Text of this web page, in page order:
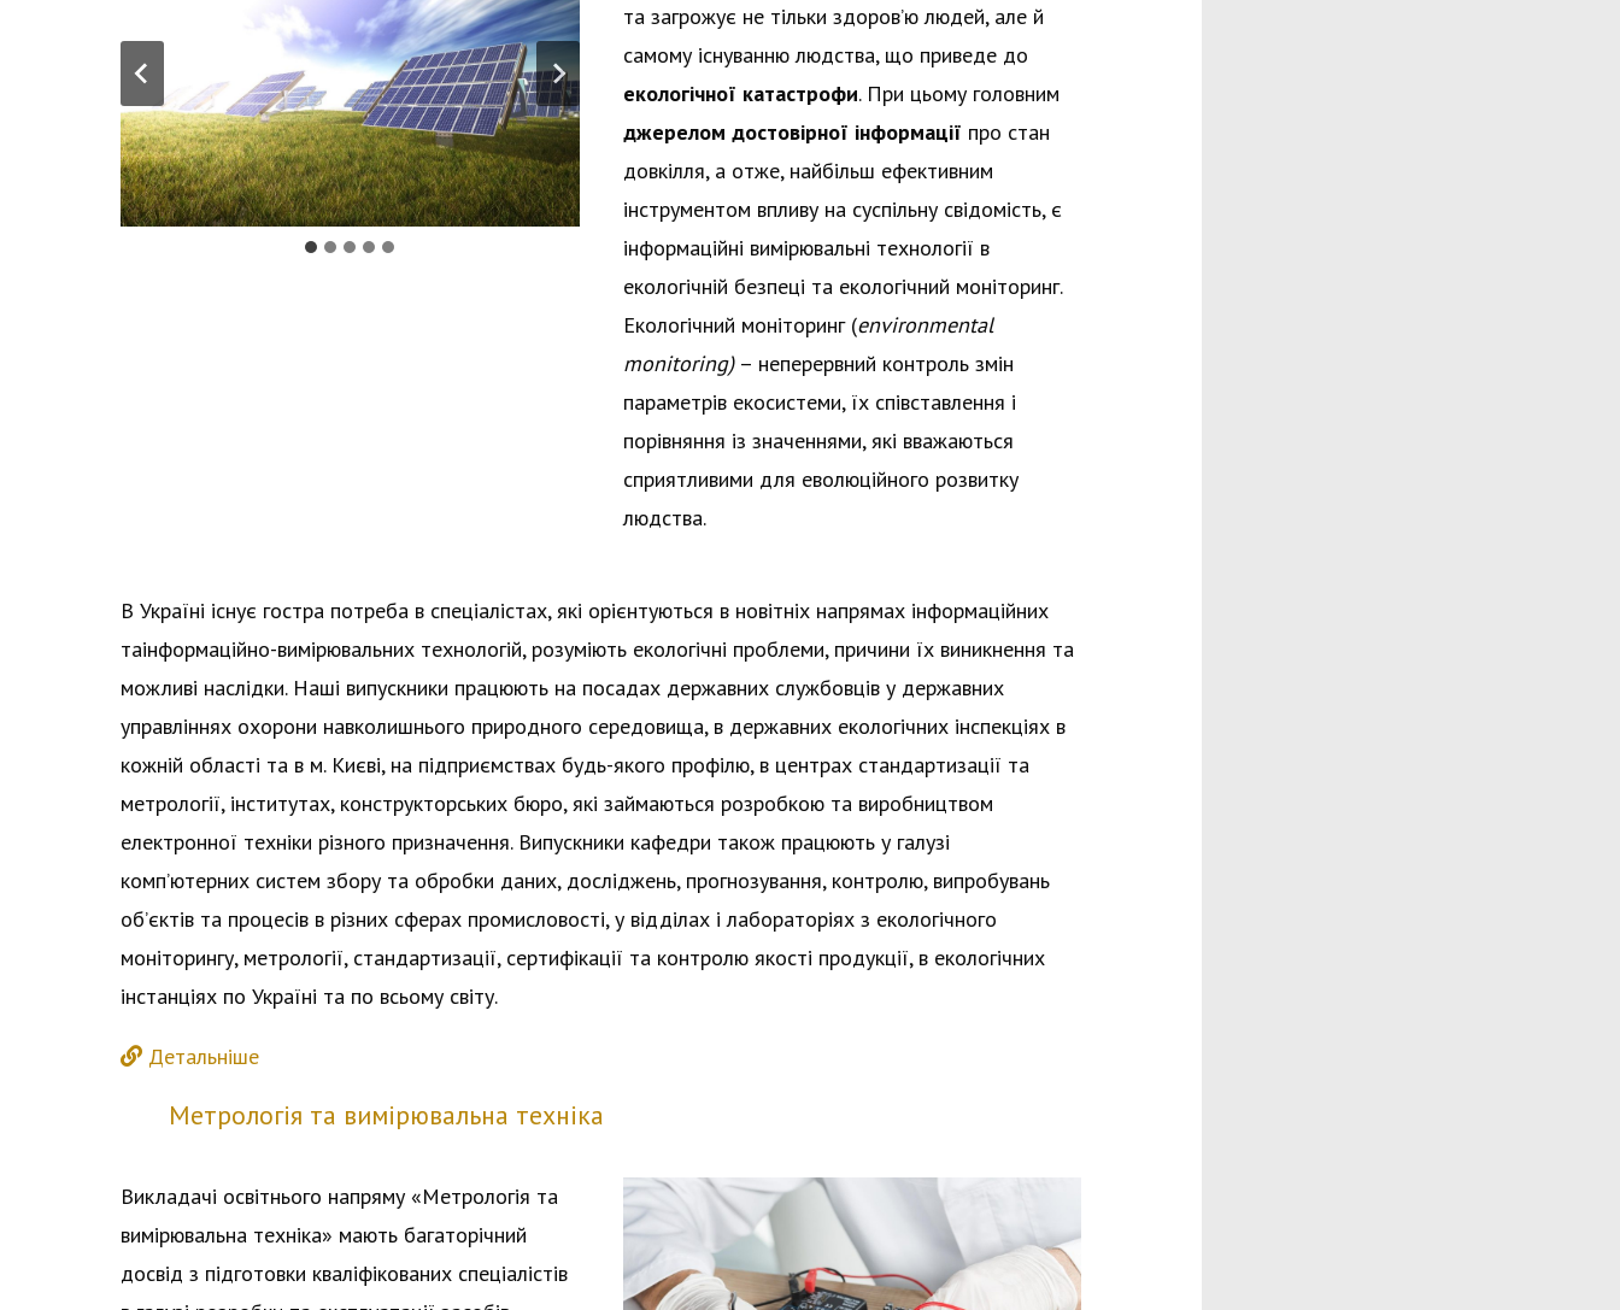
та загрожує не тільки здоров’ю людей, але й
самому існуванню людства, що приведе до
екологічної катастрофи. При цьому головним
джерелом достовірної інформації про стан
довкілля, а отже, найбільш ефективним
інструментом впливу на суспільну свідомість, є
інформаційні вимірювальні технології в
екологічній безпеці та екологічний моніторинг.
Екологічний моніторинг (environmental
monitoring)– неперервний контроль змін
параметрів екосистеми, їх співставлення і
порівняння із значеннями, які вважаються
сприятливими для еволюційного розвитку
людства.
В Україні існує гостра потреба в спеціалістах, які орієнтуються в новітніх напрямах інформаційних
таінформаційно-вимірювальних технологій, розуміють екологічні проблеми, причини їх виникнення та
можливі наслідки. Наші випускники працюють на посадах державних службовців у державних
управліннях охорони навколишнього природного середовища, в державних екологічних інспекціях в
кожній області та в м. Києві, на підприємствах будь-якого профілю, в центрах стандартизації та
метрології, інститутах, конструкторських бюро, які займаються розробкою та виробництвом
електронної техніки різного призначення. Випускники кафедри також працюють у галузі
комп’ютерних систем збору та обробки даних, досліджень, прогнозування, контролю, випробувань
об’єктів та процесів в різних сферах промисловості, у відділах і лабораторіях з екологічного
моніторингу, метрології, стандартизації, сертифікації та контролю якості продукції, в екологічних
інстанціях по Україні та по всьому світу.
Детальніше
Метрологія та вимірювальна техніка
Викладачі освітнього напряму «Метрологія та
вимірювальна техніка» мають багаторічний
досвід з підготовки кваліфікованих спеціалістів